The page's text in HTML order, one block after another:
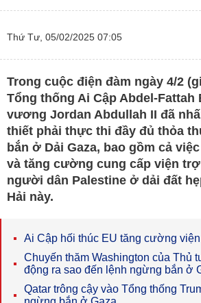
Thứ Tư, 05/02/2025 07:05
Trong cuộc điện đàm ngày 4/2
Tổng thống Ai Cập Abdel-Fattah
vương Jordan Abdullah II đã
thiết phải thực thi đầy đủ thỏa
bắn ở Dải Gaza, bao gồm cả
và tăng cường cung cấp viện
người dân Palestine ở dải đất
Hải này.
Ai Cập hối thúc EU tăng cường
Chuyến thăm Washington của Thủ
động ra sao đến lệnh ngừng bắn ở
Qatar trông cậy vào Tổng thống